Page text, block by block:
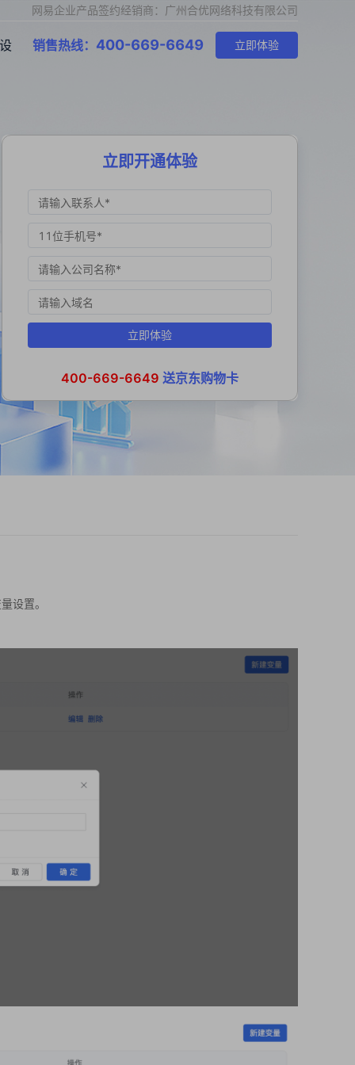
网易企业产品签约经销商：广州合优网络科技有限公司
销售热线： 400-669-6649 立即体验
立即开通体验
立即体验
400-669-6649 送京东购物卡
设置。